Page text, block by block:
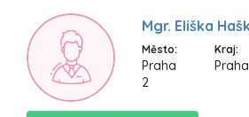
Mgr. Eliška
Město:
Praha
2
Kraj:
Praha